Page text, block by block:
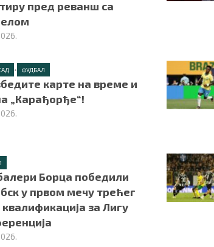
пред реванш са
• ФУДБАЛ
карте на време и
„Карађорђе“!
Борца победили
у првом мечу трећег
за Лигу